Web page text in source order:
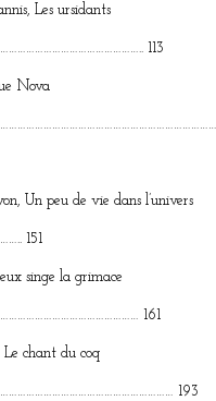
Les ursidants
113
Nova
Un peu de vie dans l’univers
151
singe la grimace
161
chant du coq
193